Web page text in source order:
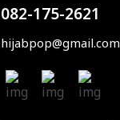
082-175-2621
hijabpop@gmail.com